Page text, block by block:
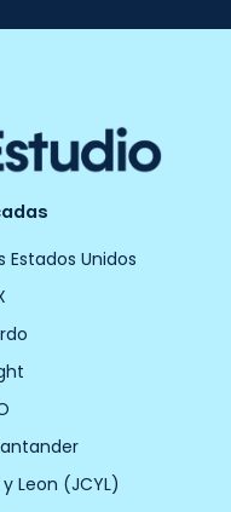
Unidos
Leon (JCYL)